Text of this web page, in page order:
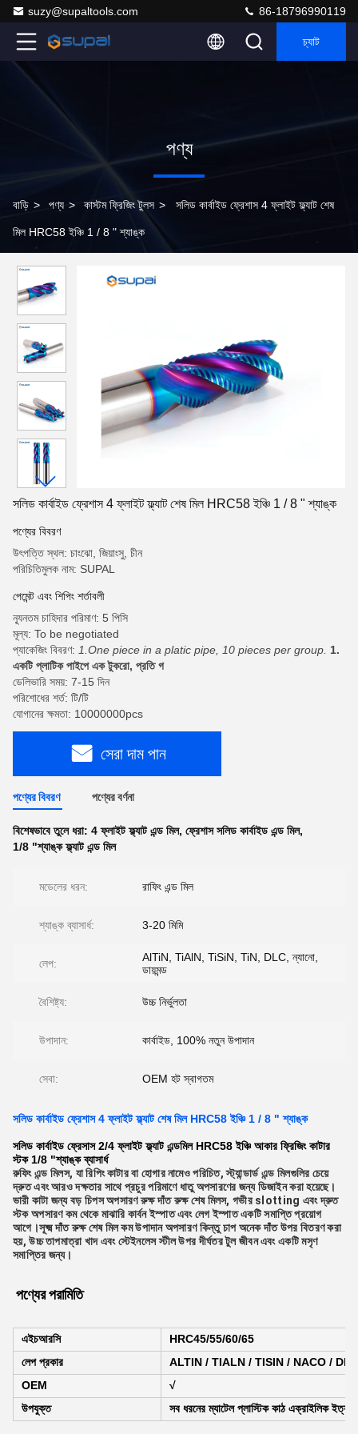
suzy@supaltools.com 86-18796990119
চ্যাট
পণ্য
বাড়ি > পণ্য > কাস্টম ফ্রিজিং টুলস > সলিড কার্বাইড ফ্রেশাস 4 ফ্লাইট ফ্ল্যাট শেষ
মিল HRC58 ইঞ্চি 1 / 8 " শ্যাঙ্ক
সলিড কার্বাইড ফ্রেশাস 4 ফ্লাইট ফ্ল্যাট শেষ মিল HRC58 ইঞ্চি 1 / 8 " শ্যাঙ্ক
পণ্যের বিবরণ
উৎপত্তি স্থল: চাংঝো, জিয়াংসু, চীন
পরিচিতিমুলক নাম: SUPAL
পেমেন্ট এবং শিপিং শর্তাবলী
ন্যূনতম চাহিদার পরিমাণ: 5 পিসি
মূল্য: To be negotiated
প্যাকেজিং বিবরণ: 1.One piece in a platic pipe, 10 pieces per group. 1.
একটি প্লাটিক পাইপে এক টুকরো, প্রতি গ
ডেলিভারি সময়: 7-15 দিন
পরিশোধের শর্ত: টি/টি
যোগানের ক্ষমতা: 10000000pcs
সেরা দাম পান
পণ্যের বিবরণ পণ্যের বর্ণনা
বিশেষভাবে তুলে ধরা: 4 ফ্লাইট ফ্ল্যাট এন্ড মিল, ফ্রেশাস সলিড কার্বাইড এন্ড মিল,
1/8 "শ্যাঙ্ক ফ্ল্যাট এন্ড মিল
মডেলের ধরন: রাফিং এন্ড মিল
শ্যাঙ্ক ব্যাসার্ধ: 3-20 মিমি
লেপ:
AlTiN, TiAlN, TiSiN, TiN, DLC, ন্যানো,
ডায়মন্ড
বৈশিষ্ট্য: উচ্চ নির্ভুলতা
উপাদান: কার্বাইড, 100% নতুন উপাদান
সেবা: OEM হট স্বাগতম
সলিড কার্বাইড ফ্রেশাস 4 ফ্লাইট ফ্ল্যাট শেষ মিল HRC58 ইঞ্চি 1 / 8 " শ্যাঙ্ক
সলিড কার্বাইড ফ্রেসাস 2/4 ফ্লাইট ফ্ল্যাট এন্ডমিল HRC58 ইঞ্চি আকার ফ্রিজিং কাটার
স্টক 1/8 "শ্যাঙ্ক ব্যাসার্ধ
রুফিং এন্ড মিলস, যা রিপিং কাটার বা হোগার নামেও পরিচিত, স্ট্যান্ডার্ড এন্ড মিলগুলির চেয়ে
দ্রুত এবং আরও দক্ষতার সাথে প্রচুর পরিমাণে ধাতু অপসারণের জন্য ডিজাইন করা হয়েছে।
ভারী কাটা জন্য বড় চিপস অপসারণ রুক্ষ দাঁত রুক্ষ শেষ মিলস, গভীর slotting এবং দ্রুত
স্টক অপসারণ কম থেকে মাঝারি কার্বন ইস্পাত এবং লেগ ইস্পাত একটি সমাপ্তি প্রয়োগ
আগে।সূক্ষ্ম দাঁত রুক্ষ শেষ মিল কম উপাদান অপসারণ কিন্তু চাপ অনেক দাঁত উপর বিতরণ করা
হয়, উচ্চ তাপমাত্রা খাদ এবং স্টেইনলেস স্টীল উপর দীর্ঘতর টুল জীবন এবং একটি মসৃণ
সমাপ্তির জন্য।
পণ্যের পরামিতি
এইচআরসি
HRC45/55/60/65
লেপ প্রকার
ALTIN / TIALN / TISIN / NACO / DLC /
OEM
√
উপযুক্ত
সব ধরনের ম্যাটেল প্লাস্টিক কাঠ এক্রাইলিক ইত্যাদি